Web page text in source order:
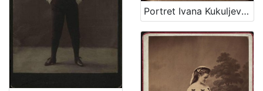
Portret Ivana Kukuljevića Sakcinskog / I. Standl